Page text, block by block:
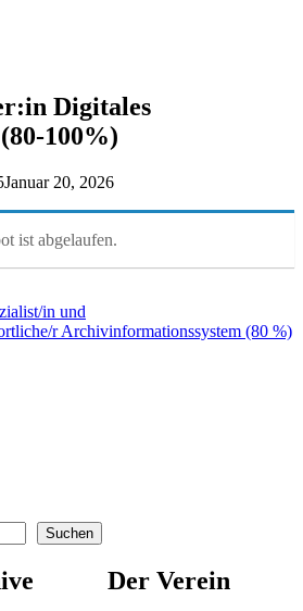
Digitales
100%)
Januar 20, 2026
ist abgelaufen.
in und
r Archivinformationssystem (80 %)
Suchen
Der Verein